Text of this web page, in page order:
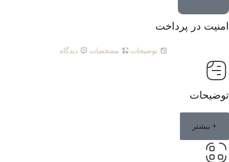
امنیت در پرداخت
توضیحات مشخصات دیدگاه
توضیحات
+ بیشتر